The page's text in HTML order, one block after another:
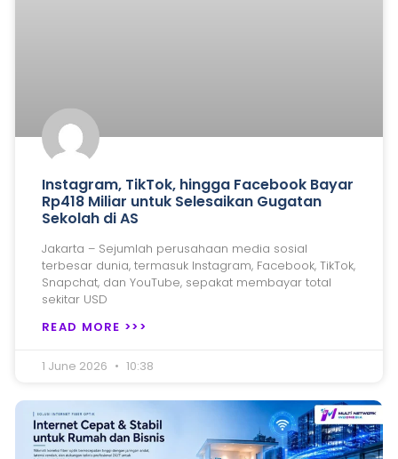
Instagram, TikTok, hingga Facebook Bayar
Rp418 Miliar untuk Selesaikan Gugatan
Sekolah di AS
Jakarta – Sejumlah perusahaan media sosial
terbesar dunia, termasuk Instagram, Facebook, TikTok,
Snapchat, dan YouTube, sepakat membayar total
sekitar USD
READ MORE >>>
1 June 2026 10:38